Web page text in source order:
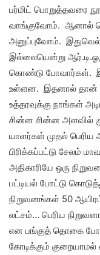
பர்மிட் பொறுத்தவரை
வாங்குவோம். ஆனால்
அனுப்புவோம்.
இல்லையென்று ஆர்.டி.ஓ,
கொண்டு போவார்கள்.
உள்ளன. இதனால் தான்
உத்தரவுக்கு நாங்கள்
சின்ன சின்ன அளவில்
யாளர்கள் முதல்
பிரிக்கப்பட்டு சேலம்
அதிகாரியே ஒரு
பட்டியல் போட்டு
நிறுவனங்கள் 50
லட்சம்… பெரிய
என பங்குத் தொகை போல
கோடிக்கும்